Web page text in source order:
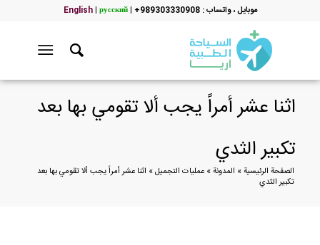
موبایل ، واتساب : 989303330908+ |
English| русский
اثنا عشر أمراً يجب ألا تقومي بها بعد
تكبير الثدي
الصفحة الرئيسية» المدونة» عمليات التجميل» اثنا عشر أمراً يجب ألا تقومي بها بعد
تكبير الثدي